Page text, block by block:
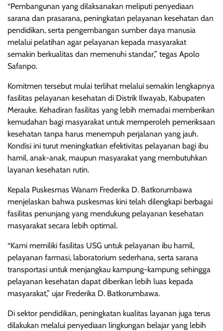
“Pembangunan yang dilaksanakan meliputi penyediaan
sarana dan prasarana, peningkatan pelayanan kesehatan dan
pendidikan, serta pengembangan sumber daya manusia
melalui pelatihan agar pelayanan kepada masyarakat
semakin berkualitas dan memenuhi standar,” tegas Apolo
Safanpo.
Komitmen tersebut mulai terlihat melalui semakin lengkapnya
fasilitas pelayanan kesehatan di Distrik Ilwayab, Kabupaten
Merauke. Kehadiran fasilitas yang lebih memadai memberikan
kemudahan bagi masyarakat untuk memperoleh pemeriksaan
kesehatan tanpa harus menempuh perjalanan yang jauh.
Kondisi ini turut meningkatkan efektivitas pelayanan bagi ibu
hamil, anak-anak, maupun masyarakat yang membutuhkan
layanan kesehatan rutin.
Kepala Puskesmas Wanam Frederika D. Batkorumbawa
menjelaskan bahwa puskesmas kini telah dilengkapi berbagai
fasilitas penunjang yang mendukung pelayanan kesehatan
masyarakat secara lebih optimal.
“Kami memiliki fasilitas USG untuk pelayanan ibu hamil,
pelayanan farmasi, laboratorium sederhana, serta sarana
transportasi untuk menjangkau kampung-kampung sehingga
pelayanan kesehatan dapat diberikan lebih luas kepada
masyarakat,” ujar Frederika D. Batkorumbawa.
Di sektor pendidikan, peningkatan kualitas layanan juga terus
dilakukan melalui penyediaan lingkungan belajar yang lebih